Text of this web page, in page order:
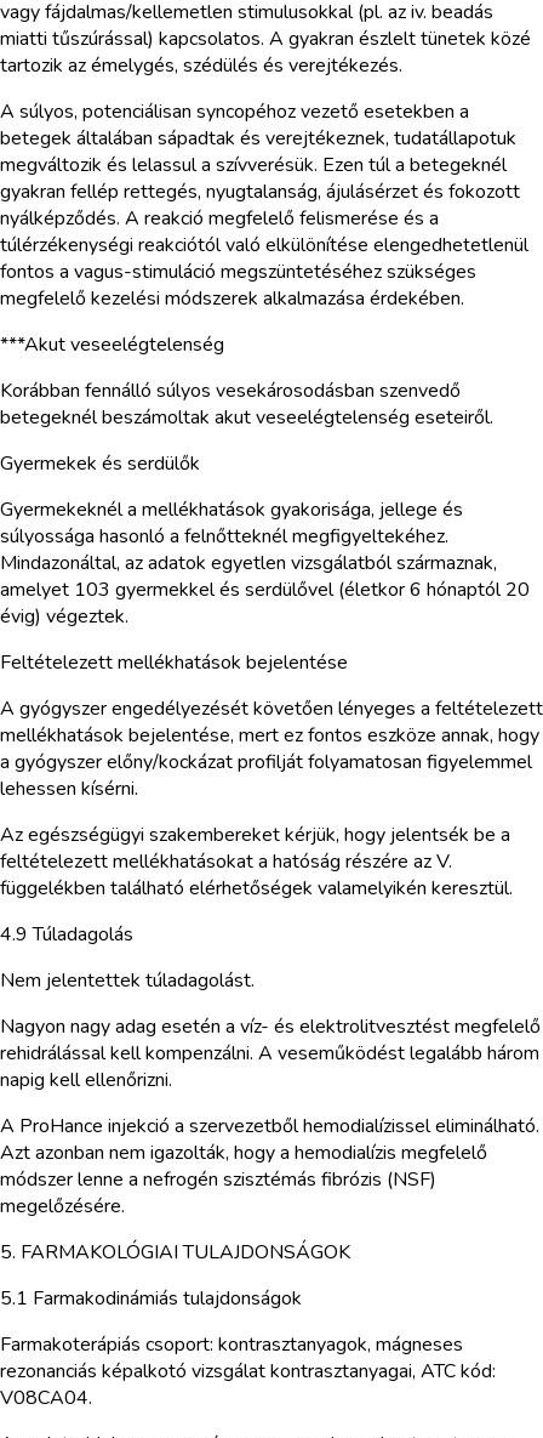
vagy fájdalmas/kellemetlen stimulusokkal (pl. az iv. beadás
miatti tűszúrással) kapcsolatos. A gyakran észlelt tünetek közé
tartozik az émelygés, szédülés és verejtékezés.
A súlyos, potenciálisan syncopéhoz vezető esetekben a
betegek általában sápadtak és verejtékeznek, tudatállapotuk
megváltozik és lelassul a szívverésük. Ezen túl a betegeknél
gyakran fellép rettegés, nyugtalanság, ájulásérzet és fokozott
nyálképződés. A reakció megfelelő felismerése és a
túlérzékenységi reakciótól való elkülönítése elengedhetetlenül
fontos a vagus-stimuláció megszüntetéséhez szükséges
megfelelő kezelési módszerek alkalmazása érdekében.
***Akut veseelégtelenség
Korábban fennálló súlyos vesekárosodásban szenvedő
betegeknél beszámoltak akut veseelégtelenség eseteiről.
Gyermekek és serdülők
Gyermekeknél a mellékhatások gyakorisága, jellege és
súlyossága hasonló a felnőtteknél megfigyeltekéhez.
Mindazonáltal, az adatok egyetlen vizsgálatból származnak,
amelyet 103 gyermekkel és serdülővel (életkor 6 hónaptól 20
évig) végeztek.
Feltételezett mellékhatások bejelentése
A gyógyszer engedélyezését követően lényeges a feltételezett
mellékhatások bejelentése, mert ez fontos eszköze annak, hogy
a gyógyszer előny/kockázat profilját folyamatosan figyelemmel
lehessen kísérni.
Az egészségügyi szakembereket kérjük, hogy jelentsék be a
feltételezett mellékhatásokat a hatóság részére az V.
függelékben található elérhetőségek valamelyikén keresztül.
4.9 Túladagolás
Nem jelentettek túladagolást.
Nagyon nagy adag esetén a víz- és elektrolitvesztést megfelelő
rehidrálással kell kompenzálni. A veseműködést legalább három
napig kell ellenőrizni.
A ProHance injekció a szervezetből hemodialízissel eliminálható.
Azt azonban nem igazolták, hogy a hemodialízis megfelelő
módszer lenne a nefrogén szisztémás fibrózis (NSF)
megelőzésére.
5. FARMAKOLÓGIAI TULAJDONSÁGOK
5.1 Farmakodinámiás tulajdonságok
Farmakoterápiás csoport: kontrasztanyagok, mágneses
rezonanciás képalkotó vizsgálat kontrasztanyagai, ATC kód:
V08CA04.